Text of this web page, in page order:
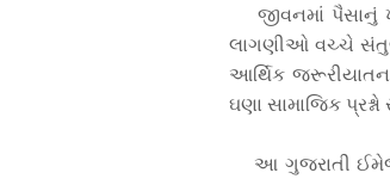
જીવનમાં પૈસાનું
લાગણીઓ વચ્ચે
આર્થિક
ઘણા સામાજિક
આ ગુજરાતી